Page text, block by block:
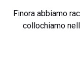
Finora abbiamo
collochiamo